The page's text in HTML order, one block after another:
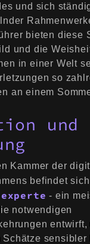
und sich
bieten diese
und die
in einer Welt
so
an einem
und
Kammer der
befindet
- ein
notwendigen
entwirft,
sensibler